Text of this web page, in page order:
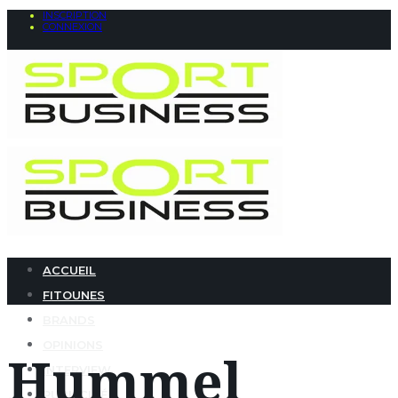
INSCRIPTION
CONNEXION
ACCUEIL
FITOUNES
INTERVIEW
PUBLICITÉ
Hummel